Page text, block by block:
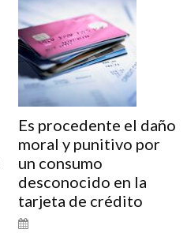
Es procedente el daño
moral y punitivo por
un consumo
desconocido en la
tarjeta de crédito